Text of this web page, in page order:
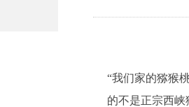
“我们家的猕猴
的不是正宗西